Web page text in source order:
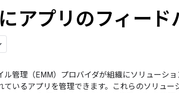
アプリのフィー
ル管理（EMM）プロバイダが組織にソリューシ
ているアプリを管理できます。これらのソリュー